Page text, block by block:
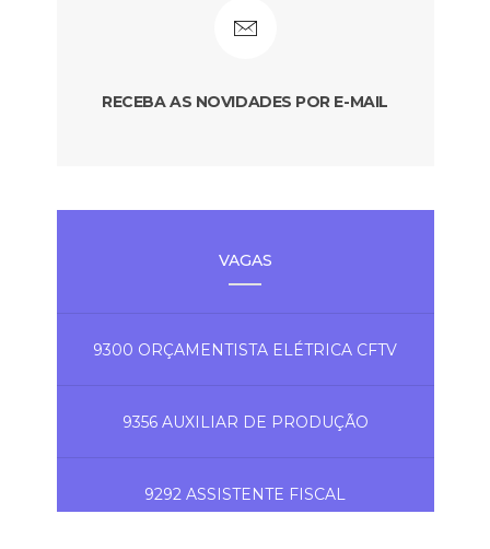
RECEBA AS NOVIDADES POR E-MAIL
VAGAS
9300 ORÇAMENTISTA ELÉTRICA CFTV
9356 AUXILIAR DE PRODUÇÃO
9292 ASSISTENTE FISCAL